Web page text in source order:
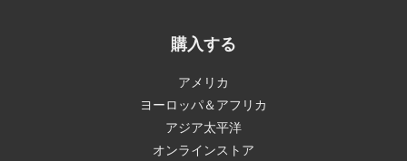
購入する
アメリカ
ヨーロッパ＆アフリカ
アジア太平洋
オンラインストア